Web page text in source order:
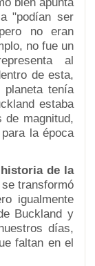
"podían ser
no eran
no fue un
al
de esta,
tenía
estaba
de magnitud,
la época
de la
transformó
igualmente
Buckland y
días,
faltan en el